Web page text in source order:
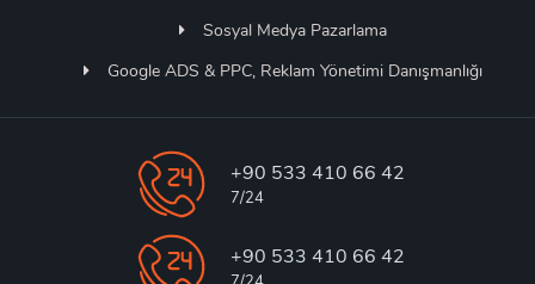
Sosyal Medya Pazarlama
Google ADS & PPC, Reklam Yönetimi Danışmanlığı
+90 533 410 66 42
7/24
+90 533 410 66 42